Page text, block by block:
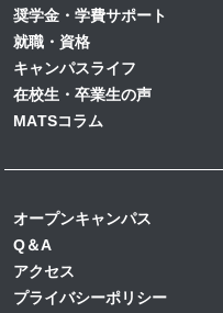
奨学金・学費サポート
就職・資格
キャンパスライフ
在校生・卒業生の声
MATSコラム
オープンキャンパス
Q＆A
アクセス
プライバシーポリシー